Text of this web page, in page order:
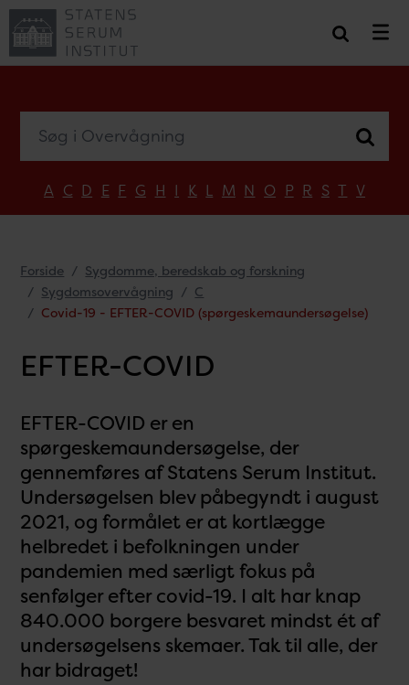
A C D E F G H I K L M N O P R S T V
Forside
Sygdomme, beredskab og forskning
Sygdomsovervågning
C
Covid-19 - EFTER-COVID (spørgeskemaundersøgelse)
EFTER-COVID
EFTER-COVID er en
spørgeskemaundersøgelse, der
gennemføres af Statens Serum Institut.
Undersøgelsen blev påbegyndt i august
2021, og formålet er at kortlægge
helbredet i befolkningen under
pandemien med særligt fokus på
senfølger efter covid-19. I alt har knap
840.000 borgere besvaret mindst ét af
undersøgelsens skemaer. Tak til alle, der
har bidraget!